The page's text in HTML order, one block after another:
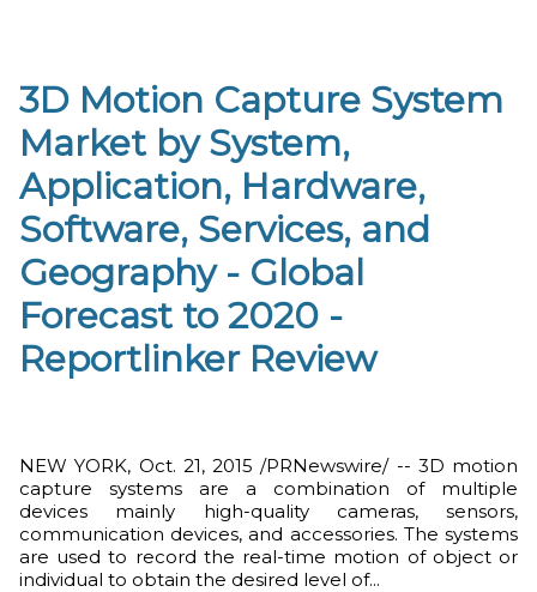
3D Motion Capture System
Market by System,
Application, Hardware,
Software, Services, and
Geography - Global
Forecast to 2020 -
Reportlinker Review
NEW YORK, Oct. 21, 2015 /PRNewswire/ -- 3D motion
capture systems are a combination of multiple
devices mainly high-quality cameras, sensors,
communication devices, and accessories. The systems
are used to record the real-time motion of object or
individual to obtain the desired level of...